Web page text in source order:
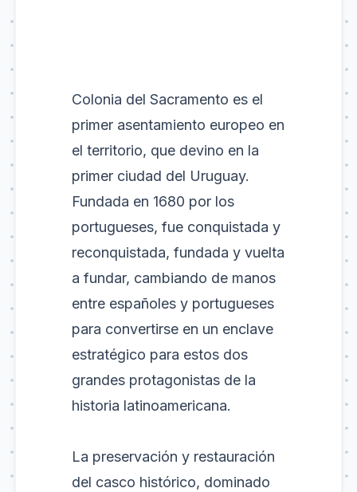
Colonia del Sacramento es el
primer asentamiento europeo en
el territorio, que devino en la
primer ciudad del Uruguay.
Fundada en 1680 por los
portugueses, fue conquistada y
reconquistada, fundada y vuelta
a fundar, cambiando de manos
entre españoles y portugueses
para convertirse en un enclave
estratégico para estos dos
grandes protagonistas de la
historia latinoamericana.
La preservación y restauración
del casco histórico, dominado